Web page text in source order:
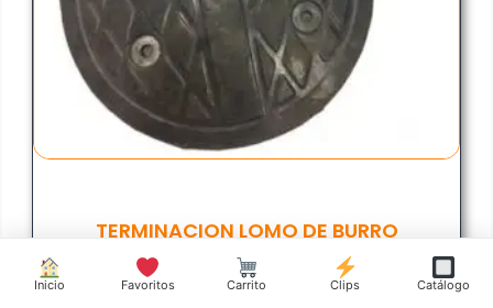
TERMINACION LOMO DE BURRO
(17cm)
72.362,54
Inicio Favoritos Carrito Clips Catálogo